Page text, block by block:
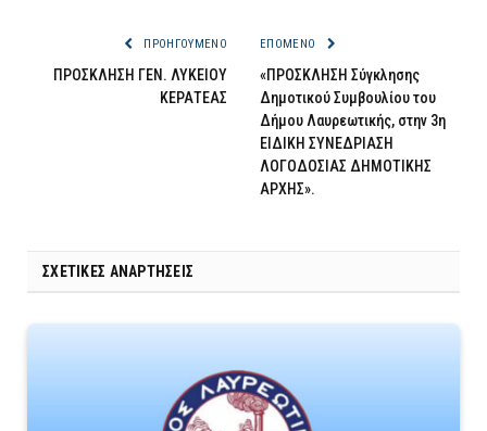
ΠΡΟΗΓΟΎΜΕΝΟ
ΠΡΟΣΚΛΗΣΗ ΓΕΝ. ΛΥΚΕΙΟΥ
ΚΕΡΑΤΕΑΣ
ΕΠΌΜΕΝΟ
«ΠΡΟΣΚΛΗΣΗ Σύγκλησης
Δημοτικού Συμβουλίου του
Δήμου Λαυρεωτικής, στην 3η
ΕΙΔΙΚΗ ΣΥΝΕΔΡΙΑΣΗ
ΛΟΓΟΔΟΣΙΑΣ ΔΗΜΟΤΙΚΗΣ
ΑΡΧΗΣ».
ΣΧΕΤΙΚΈΣ ΑΝΑΡΤΉΣΕΙΣ